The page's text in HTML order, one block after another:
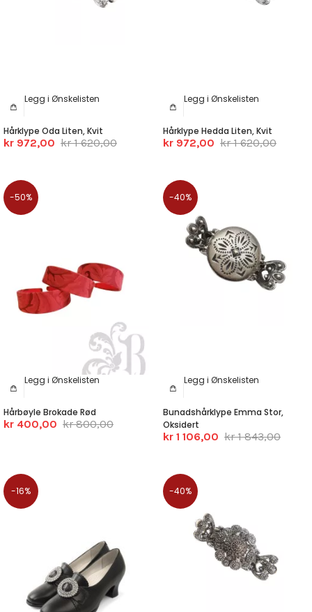
Legg i Ønskelisten
Hårklype Oda Liten, Kvit
kr 972,00 kr 1 620,00
Legg i Ønskelisten
Hårklype Hedda Liten, Kvit
kr 972,00 kr 1 620,00
-50%
Legg i Ønskelisten
Hårbøyle Brokade Rød
kr 400,00 kr 800,00
-40%
Legg i Ønskelisten
Bunadshårklype Emma Stor,
Oksidert
kr 1 106,00 kr 1 843,00
-16% -40%